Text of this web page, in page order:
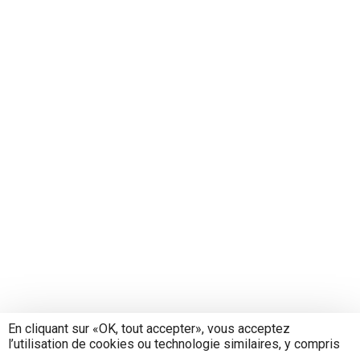
En cliquant sur «OK, tout accepter», vous acceptez
l’utilisation de cookies ou technologie similaires, y compris